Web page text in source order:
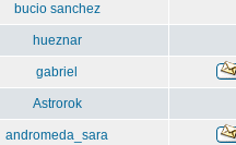
bucio sanchez
hueznar
gabriel
Astrorok
andromeda_sara